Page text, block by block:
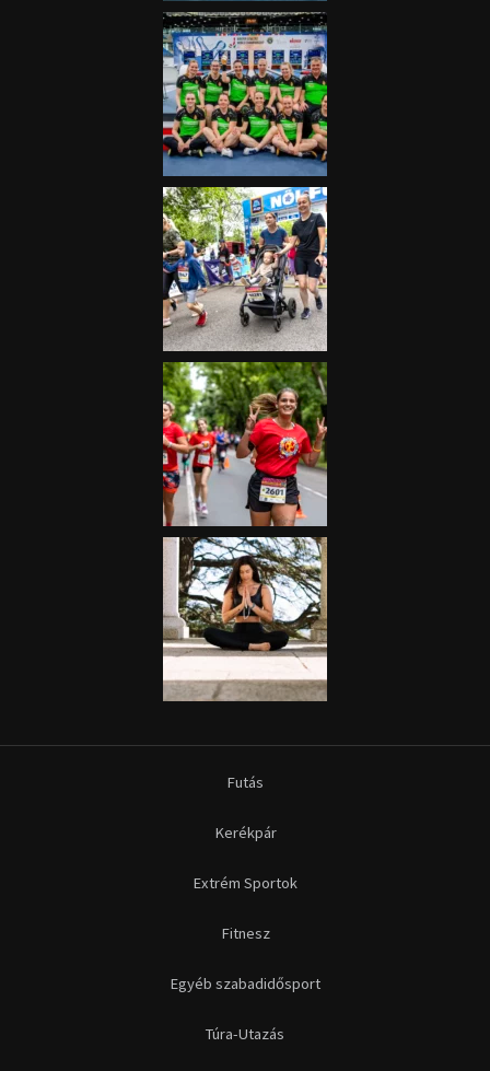
Futás
Kerékpár
Extrém Sportok
Fitnesz
Egyéb szabadidősport
Túra-Utazás